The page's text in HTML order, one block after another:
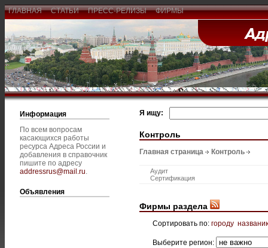
ГЛАВНАЯ СТАТЬИ ПРЕСС-РЕЛИЗЫ ФИРМЫ
Информация
По всем вопросам
касающихся работы
ресурса Адреса России и
добавления в справочник
пишите по адресу
addressrus@mail.ru.
Объявления
Я ищу:
Контроль
Главная страница Контроль
Аудит
Сертификация
Фирмы раздела
Сортировать по: городу
Выберите регион: